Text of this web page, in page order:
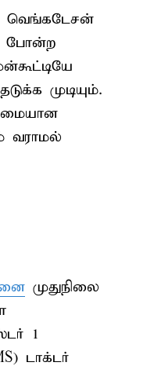
வெங்கடேசன்
போன்ற
முடியும்.
வராமல்
முதுநிலை
1
டாக்டர்